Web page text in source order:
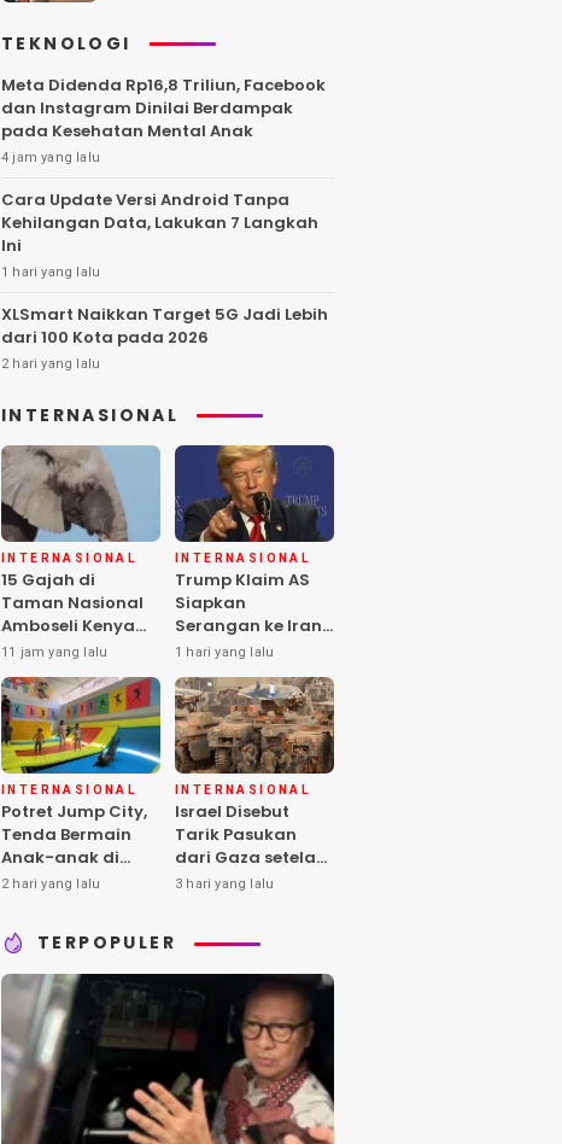
TEKNOLOGI
Meta Didenda Rp16,8 Triliun, Facebook
dan Instagram Dinilai Berdampak
pada Kesehatan Mental Anak
4 jam yang lalu
Cara Update Versi Android Tanpa
Kehilangan Data, Lakukan 7 Langkah
Ini
1 hari yang lalu
XLSmart Naikkan Target 5G Jadi Lebih
dari 100 Kota pada 2026
2 hari yang lalu
INTERNASIONAL
INTERNASIONAL
15 Gajah di
Taman Nasional
Amboseli Kenya
Mati, Diduga
Keracunan
Pestisida
11 jam yang lalu
INTERNASIONAL
Trump Klaim AS
Siapkan
Serangan ke Iran
Terbesar sejak
Perang Dunia II
1 hari yang lalu
INTERNASIONAL
Potret Jump City,
Tenda Bermain
Anak-anak di
Tengah Perang
2 hari yang lalu
INTERNASIONAL
Israel Disebut
Tarik Pasukan
dari Gaza setelah
Hamas Selesai
3 hari yang lalu
TERPOPULER